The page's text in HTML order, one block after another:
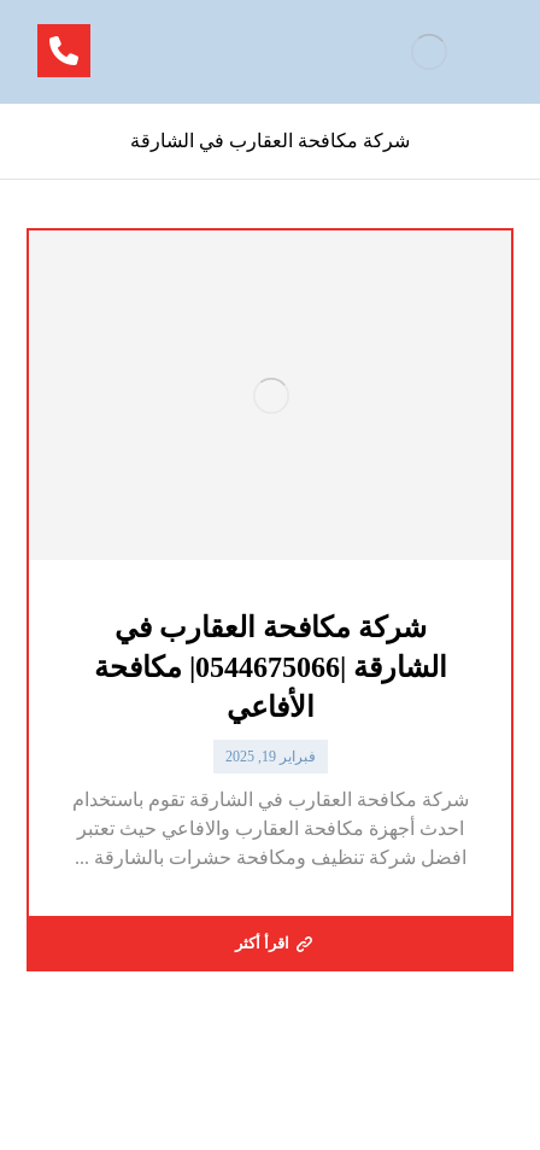
شركة مكافحة العقارب في الشارقة
شركة مكافحة العقارب في
الشارقة |0544675066| مكافحة
الأفاعي
فبراير 19, 2025
شركة مكافحة العقارب في الشارقة تقوم باستخدام
احدث أجهزة مكافحة العقارب والافاعي حيث تعتبر
افضل شركة تنظيف ومكافحة حشرات بالشارقة ...
اقرأ أكثر